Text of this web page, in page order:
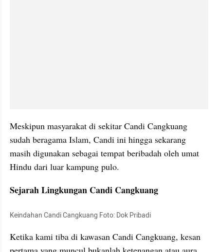
Meskipun masyarakat di sekitar Candi Cangkuang
sudah beragama Islam, Candi ini hingga sekarang
masih digunakan sebagai tempat beribadah oleh umat
Hindu dari luar kampung pulo.
Sejarah Lingkungan Candi Cangkuang
Keindahan Candi Cangkuang Foto: Dok Pribadi
Ketika kami tiba di kawasan Candi Cangkuang, kesan